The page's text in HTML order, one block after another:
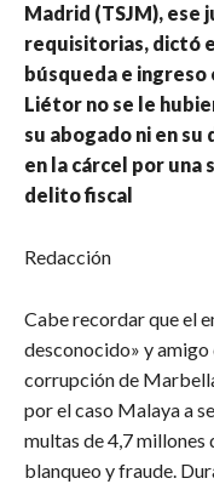
Madrid (TSJM), ese
requisitorias, dictó
búsqueda e ingreso
Liétor no se le
su abogado ni en
en la cárcel por una
delito fiscal
Redacción
Cabe recordar que el
desconocido» y
corrupción de
por el caso Malaya a
multas de 4,7 millones
blanqueo y fraude.